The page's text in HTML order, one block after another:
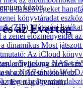
a dalszövegeket
könyvtáradat
(ZIP) lejátszási
zenei előzményeidet
dinamikus Most
Az iCloud
a Synology NAS-t
a NAS tárolót
meg a beágyazott
között
az Evertag
erőteljes tag
hozzáférést biztosít az
Evertag Premium